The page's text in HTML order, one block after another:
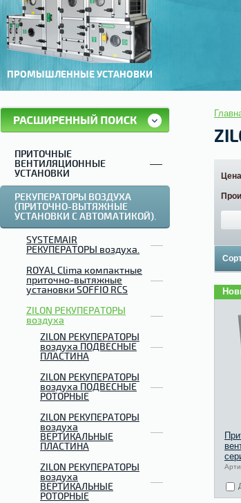
ПРОМЫШЛЕННЫЕ УСТАНОВКИ
ПРИТОЧНЫЕ
ВЕНТИЛЯЦИОННЫЕ
УСТАНОВКИ
РЕКУПЕРАТОРЫ ВОЗДУХА
(ПРИТОЧНО-ВЫТЯЖНЫЕ
УСТАНОВКИ С АВТОМАТИКОЙ).
SYSTEMAIR
РЕКУПЕРАТОРЫ воздуха.
ROYAL Clima компактные
приточно-вытяжные
установки SOFFIO RCS
ZILON РЕКУПЕРАТОРЫ
воздуха
ZILON РЕКУПЕРАТОРЫ
воздуха ПОДВЕСНЫЕ
ПЛАСТИНА
ZILON РЕКУПЕРАТОРЫ
воздуха ПОДВЕСНЫЕ
РОТОРНЫЕ
ZILON РЕКУПЕРАТОРЫ
воздуха
ВЕРТИКАЛЬНЫЕ
ПЛАСТИНА
ZILON РЕКУПЕРАТОРЫ
воздуха
ВЕРТИКАЛЬНЫЕ
РОТОРНЫЕ